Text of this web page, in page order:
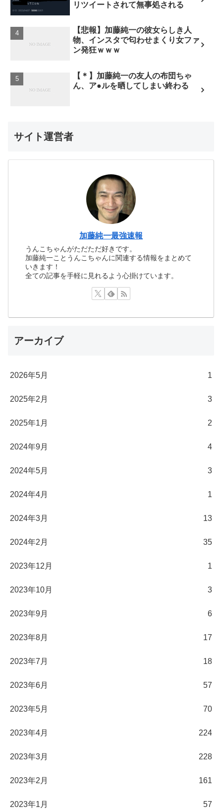
リツイートされて無事処される
【悲報】加藤純一の彼女らしき人
物、インスタで匂わせまくり女ファ
ン発狂ｗｗｗ
【＊】加藤純一の友人の布団ちゃ
ん、ア●ルを晒してしまい終わる
サイト運営者
加藤純一最強速報
うんこちゃんがただただ好きです。
加藤純一ことうんこちゃんに関連する情報をまとめて
いきます！
全ての記事を手軽に見れるよう心掛けています。
アーカイブ
2026年5月 1
2025年2月 3
2025年1月 2
2024年9月 4
2024年5月 3
2024年4月 1
2024年3月 13
2024年2月 35
2023年12月 1
2023年10月 3
2023年9月 6
2023年8月 17
2023年7月 18
2023年6月 57
2023年5月 70
2023年4月 224
2023年3月 228
2023年2月 161
2023年1月 57